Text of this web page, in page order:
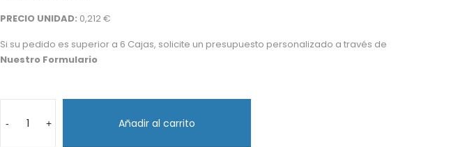
PRECIO UNIDAD: 0,212 €
Si su pedido es superior a 6 Cajas, solicite un presupuesto personalizado a través de
Nuestro Formulario
- + Añadir al carrito